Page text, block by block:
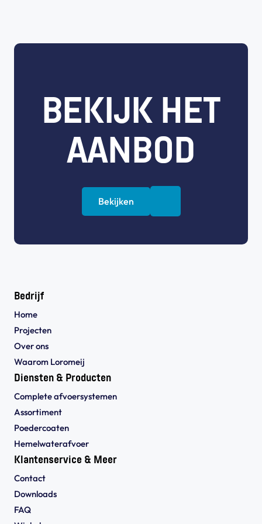
BEKIJK HET
AANBOD
Bekijken
Bedrijf
Home
Projecten
Over ons
Waarom Loromeij
Diensten & Producten
Complete afvoersystemen
Assortiment
Poedercoaten
Hemelwaterafvoer
Klantenservice & Meer
Contact
Downloads
FAQ